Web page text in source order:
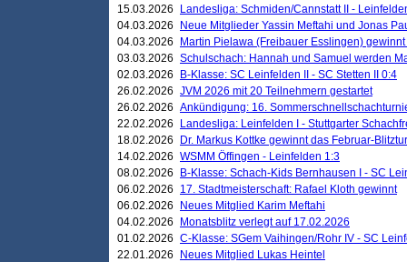
15.03.2026
Landesliga: Schmiden/Cannstatt II -
04.03.2026
Neue Mitglieder Yassin Meftahi und Jonas
04.03.2026
Martin Pielawa (Freibauer Esslingen)
03.03.2026 Schulschach: Hannah und Samuel werden
02.03.2026
B-Klasse: SC Leinfelden II - SC Stetten II 0:4
26.02.2026 JVM 2026 mit 20 Teilnehmern gestartet
26.02.2026 Ankündigung: 16.
22.02.2026
Landesliga: Leinfelden I - Stuttgarter
18.02.2026
Dr. Markus Kottke gewinnt das Februar-
14.02.2026 WSMM Öffingen - Leinfelden 1:3
08.02.2026
B-Klasse: Schach-Kids Bernhausen I - SC
06.02.2026
17. Stadtmeisterschaft: Rafael Kloth gewinnt
06.02.2026
Neues Mitglied Karim Meftahi
04.02.2026
Monatsblitz verlegt auf 17.02.2026
01.02.2026 C-Klasse: SGem Vaihingen/Rohr IV - SC
22.01.2026
Neues Mitglied Lukas Heintel